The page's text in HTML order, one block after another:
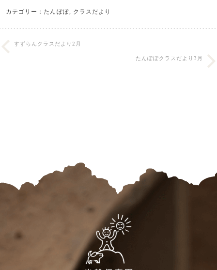
カテゴリー：たんぽぽ, クラスだより
すずらんクラスだより2月
たんぽぽクラスだより3月